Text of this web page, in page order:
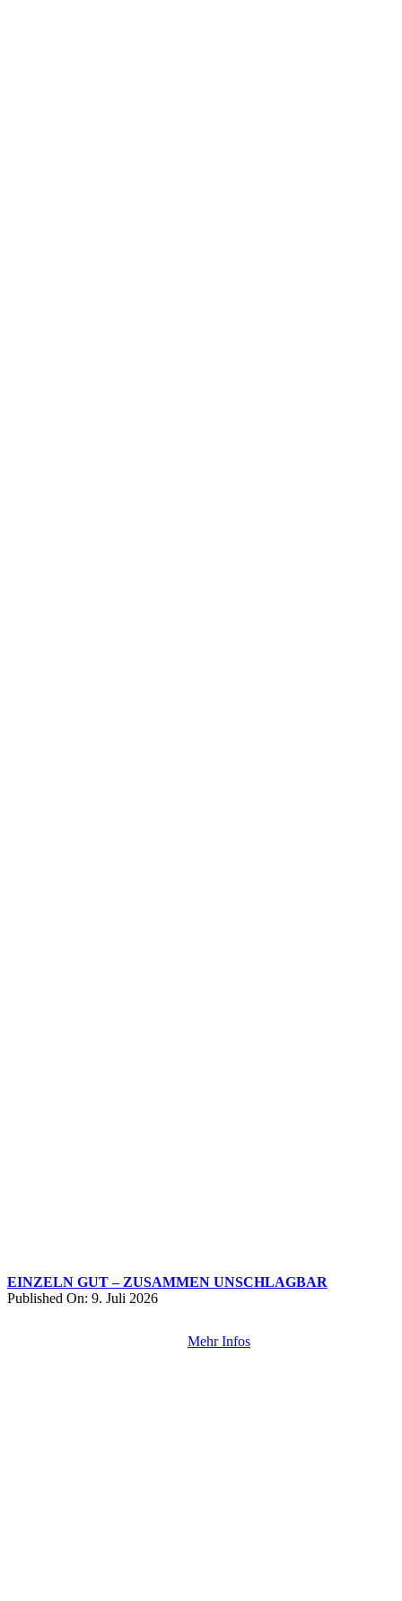
EINZELN GUT – ZUSAMMEN UNSCHLAGBAR
Published On: 9. Juli 2026
Mehr Infos